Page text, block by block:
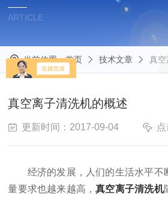
ARTICLE
当前位置：首页 技术文章 真空
真空离子清洗机的概述
更新时间：2017-09-04
经济的发展，人们的生活水平不
量要求也越来越高，真空离子清洗机